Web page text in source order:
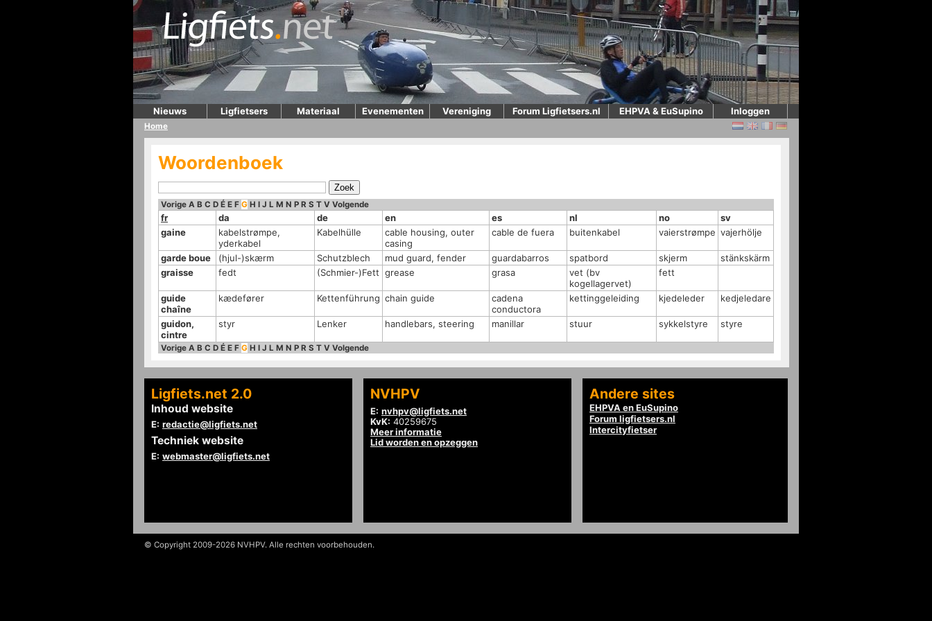
Nieuws Ligfietsers Materiaal Evenementen Vereniging Forum Ligfietsers.nl EHPVA & EuSupino Inloggen
Home
Woordenboek
Vorige A B C D É E F G H I J L M N P R S T V Volgende
fr da de en es nl no
sv
gaine
kabelstrømpe,
yderkabel
Kabelhülle
cable housing, outer
casing
cable de fuera buitenkabel vaierstrømpe vajerhölje
garde boue (hjul-)skærm Schutzblech mud guard, fender guardabarros spatbord skjerm
stänkskärm
graisse
fedt (Schmier-)Fett grease grasa
vet (bv
kogellagervet)
fett
guide
chaîne
kædefører Kettenführung chain guide
cadena
conductora
kettinggeleiding kjedeleder kedjeledare
guidon,
cintre
styr Lenker handlebars, steering manillar stuur sykkelstyre styre
Vorige A B C D É E F G H I J L M N P R S T V Volgende
Ligfiets.net 2.0
Inhoud website
E: redactie@ligfiets.net
Techniek website
E: webmaster@ligfiets.net
NVHPV
E: nvhpv@ligfiets.net
KvK: 40259675
Meer informatie
Lid worden en opzeggen
Andere sites
EHPVA en EuSupino
Forum ligfietsers.nl
Intercityfietser
© Copyright 2009-2026 NVHPV. Alle rechten voorbehouden.